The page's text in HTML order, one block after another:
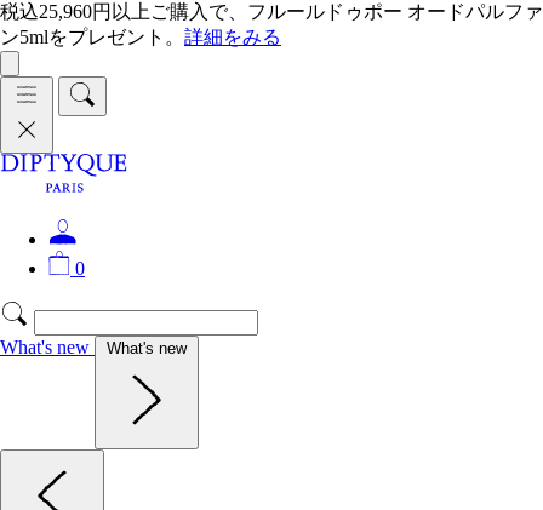
税込25,960円以上ご購入で、フルールドゥポー オードパルファ
ン5mlをプレゼント。 詳細をみる
0
What's new What's new